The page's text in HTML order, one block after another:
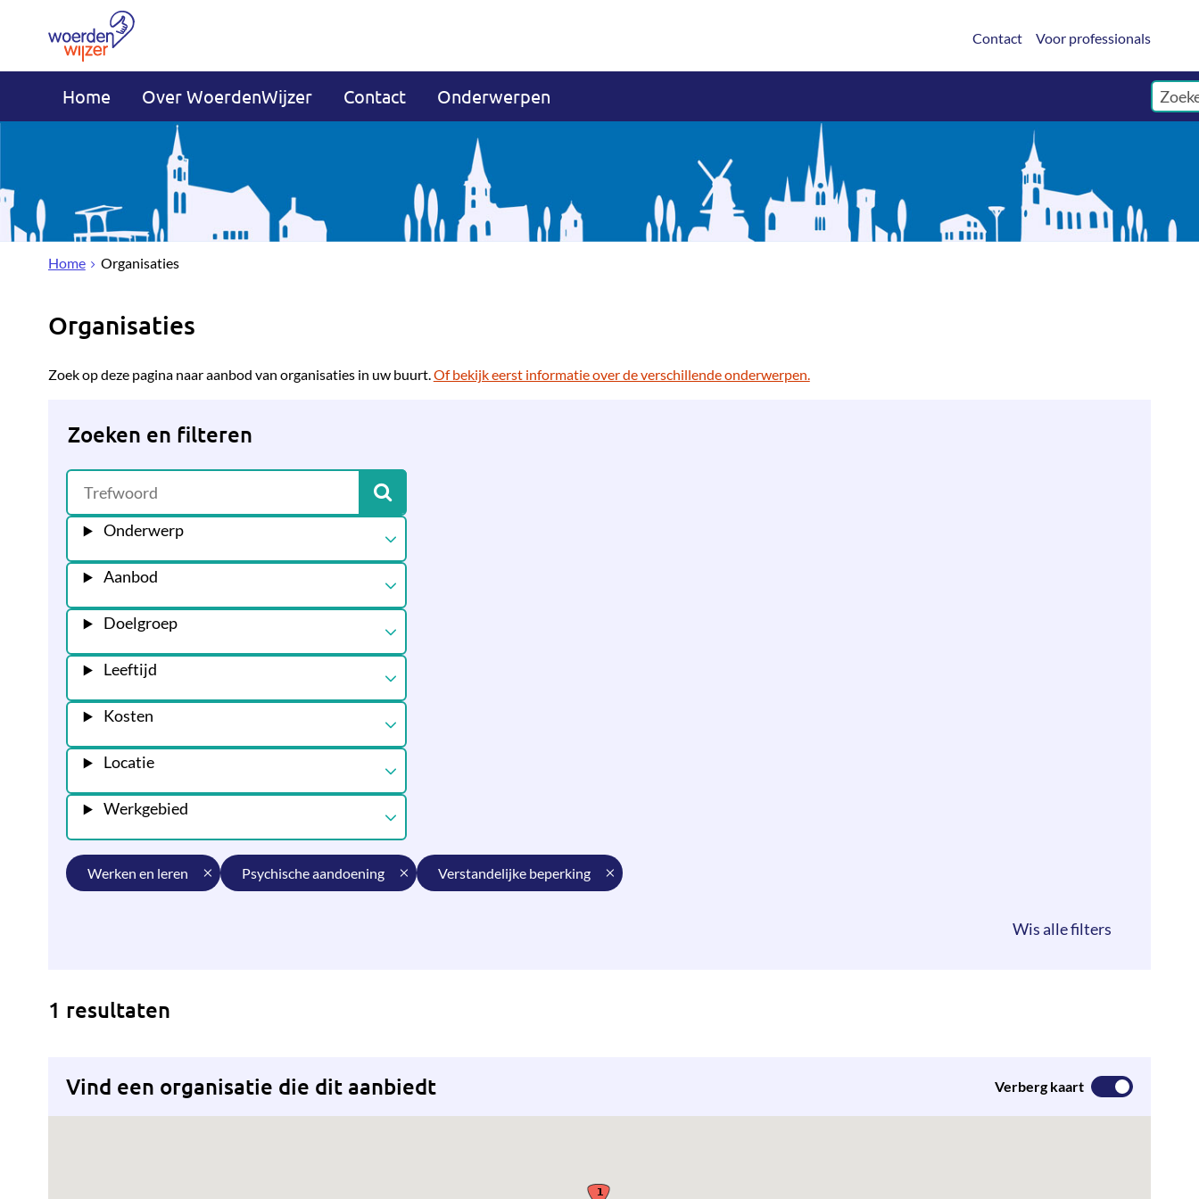
Contact Voor professionals
Home Over WoerdenWijzer Contact Onderwerpen
Home Organisaties
Organisaties
Zoek op deze pagina naar aanbod van organisaties in uw buurt.Of bekijk eerst informatie over de verschillende onderwerpen.
Zoeken en filteren
Onderwerp
Aanbod
Doelgroep
Leeftijd
Kosten
Locatie
Werkgebied
werken en leren psychische aandoening verstandelijke beperking
1 resultaten
Vind een organisatie die dit aanbiedt Verberg kaart